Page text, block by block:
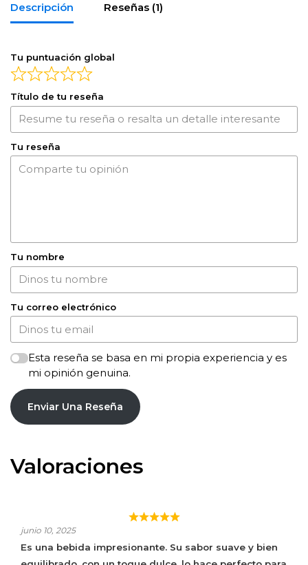
Descripción Reseñas (1)
Tu puntuación global
Título de tu reseña
Tu reseña
Tu nombre
Tu correo electrónico
Esta reseña se basa en mi propia experiencia y es
mi opinión genuina.
Enviar Una Reseña
Valoraciones
RON MATUSALEM 15 AÑOS GRAN RESERVA
junio 10, 2025
Es una bebida impresionante. Su sabor suave y bien